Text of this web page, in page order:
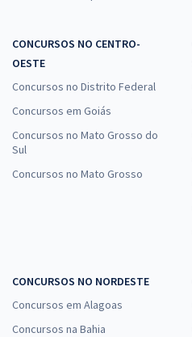
CONCURSOS NO CENTRO-
OESTE
Concursos no Distrito Federal
Concursos em Goiás
Concursos no Mato Grosso do
Sul
Concursos no Mato Grosso
CONCURSOS NO NORDESTE
Concursos em Alagoas
Concursos na Bahia